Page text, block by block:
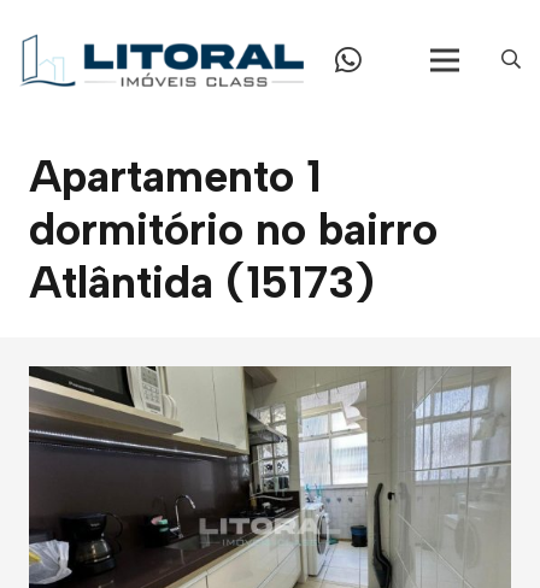
Apartamento 1
dormitório no bairro
Atlântida (15173)